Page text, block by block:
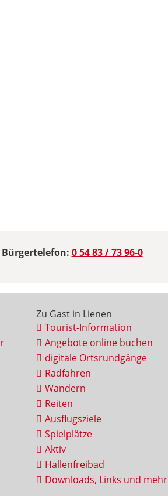
0 54 83 / 73 96-0
Zu Gast in Lienen
Tourist-Information
Angebote online buchen
digitale Ortsrundgänge
Radfahren
Wandern
Reiten
Ausflugsziele
Spielplätze
Aktiv
Hallenfreibad
Downloads, Links und mehr